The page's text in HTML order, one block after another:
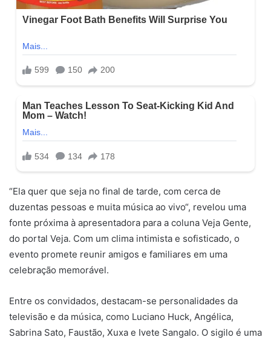
“Ela quer que seja no final de tarde, com cerca de
duzentas pessoas e muita música ao vivo“, revelou uma
fonte próxima à apresentadora para a coluna Veja Gente,
do portal Veja. Com um clima intimista e sofisticado, o
evento promete reunir amigos e familiares em uma
celebração memorável.
Entre os convidados, destacam-se personalidades da
televisão e da música, como Luciano Huck, Angélica,
Sabrina Sato, Faustão, Xuxa e Ivete Sangalo. O sigilo é uma